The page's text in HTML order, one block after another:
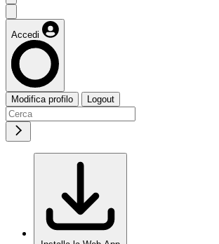
Accedi
Modifica profilo Logout